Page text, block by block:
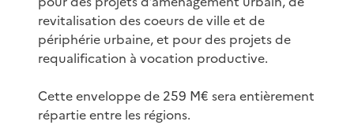
revitalisation des coeurs de ville et de
périphérie urbaine, et pour des projets de
requalification à vocation productive.
Cette enveloppe de 259 M€ sera entièrement
répartie entre les régions.